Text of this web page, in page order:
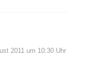
2011 um 10:30 Uhr